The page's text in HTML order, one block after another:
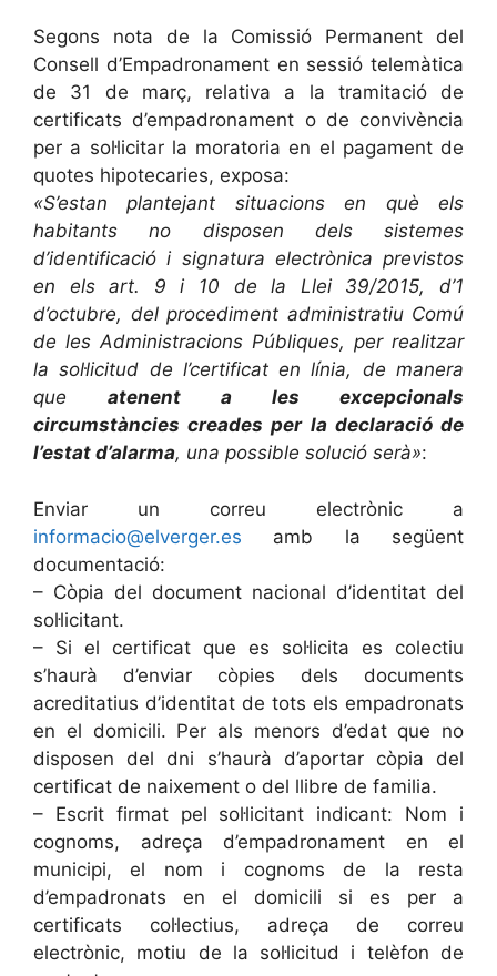
Segons nota de la Comissió Permanent del
Consell d’Empadronament en sessió telemàtica
de 31 de març, relativa a la tramitació de
certificats d’empadronament o de convivència
per a sol·licitar la moratoria en el pagament de
quotes hipotecaries, exposa:
«S’estan plantejant situacions en què els
habitants no disposen dels sistemes
d’identificació i signatura electrònica previstos
en els art. 9 i 10 de la Llei 39/2015, d’1
d’octubre, del procediment administratiu Comú
de les Administracions Públiques, per realitzar
la sol·licitud de l’certificat en línia, de manera
que atenent a les excepcionals
circumstàncies creades per la declaració de
l’estat d’alarma, una possible solució serà»:
Enviar un correu electrònic a
informacio@elverger.es amb la següent
documentació:
– Còpia del document nacional d’identitat del
sol·licitant.
– Si el certificat que es sol·licita es colectiu
s’haurà d’enviar còpies dels documents
acreditatius d’identitat de tots els empadronats
en el domicili. Per als menors d’edat que no
disposen del dni s’haurà d’aportar còpia del
certificat de naixement o del llibre de familia.
– Escrit firmat pel sol·licitant indicant: Nom i
cognoms, adreça d’empadronament en el
municipi, el nom i cognoms de la resta
d’empadronats en el domicili si es per a
certificats col·lectius, adreça de correu
electrònic, motiu de la sol·licitud i telèfon de